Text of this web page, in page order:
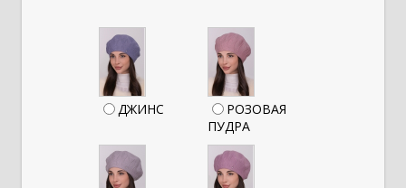
ДЖИНС
РОЗОВАЯ
ПУДРА